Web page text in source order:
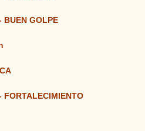
GOLPE